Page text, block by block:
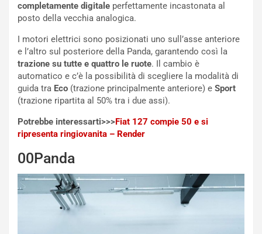
completamente digitale perfettamente incastonata al
posto della vecchia analogica.
I motori elettrici sono posizionati uno sull’asse anteriore
e l’altro sul posteriore della Panda, garantendo così la
trazione su tutte e quattro le ruote. Il cambio è
automatico e c’è la possibilità di scegliere la modalità di
guida tra Eco (trazione principalmente anteriore) e Sport
(trazione ripartita al 50% tra i due assi).
Potrebbe interessarti>>>Fiat 127 compie 50 e si
ripresenta ringiovanita – Render
00Panda